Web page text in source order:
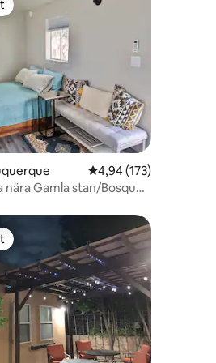
112 omdömen
4,94 av 5 i
4,94 (173)
nära Gamla stan/Bosque